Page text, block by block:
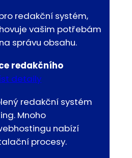
redakční systém,
vašim potřebám
správu obsahu.
redakčního
detaily
redakční systém
Mnoho
nabízí
procesy.